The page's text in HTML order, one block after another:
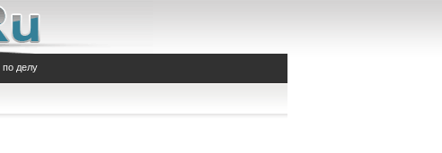
по делу